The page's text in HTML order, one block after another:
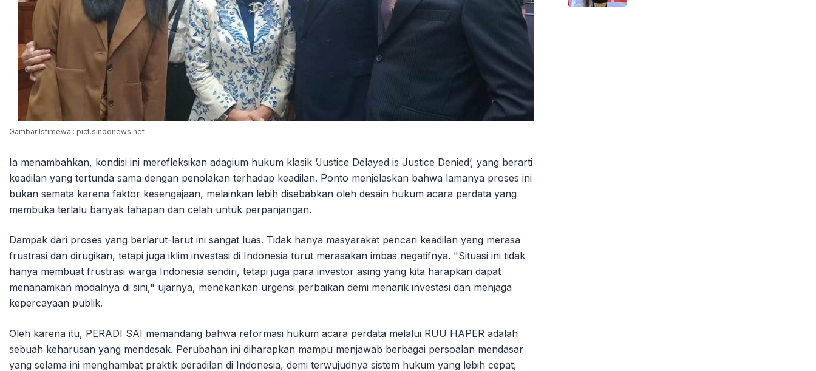
Gambar Istimewa : pict.sindonews.net
Ia menambahkan, kondisi ini merefleksikan adagium hukum klasik ‘Justice Delayed is Justice Denied’, yang berarti
keadilan yang tertunda sama dengan penolakan terhadap keadilan. Ponto menjelaskan bahwa lamanya proses ini
bukan semata karena faktor kesengajaan, melainkan lebih disebabkan oleh desain hukum acara perdata yang
membuka terlalu banyak tahapan dan celah untuk perpanjangan.
Dampak dari proses yang berlarut-larut ini sangat luas. Tidak hanya masyarakat pencari keadilan yang merasa
frustrasi dan dirugikan, tetapi juga iklim investasi di Indonesia turut merasakan imbas negatifnya. "Situasi ini tidak
hanya membuat frustrasi warga Indonesia sendiri, tetapi juga para investor asing yang kita harapkan dapat
menanamkan modalnya di sini," ujarnya, menekankan urgensi perbaikan demi menarik investasi dan menjaga
kepercayaan publik.
Oleh karena itu, PERADI SAI memandang bahwa reformasi hukum acara perdata melalui RUU HAPER adalah
sebuah keharusan yang mendesak. Perubahan ini diharapkan mampu menjawab berbagai persoalan mendasar
yang selama ini menghambat praktik peradilan di Indonesia, demi terwujudnya sistem hukum yang lebih cepat,